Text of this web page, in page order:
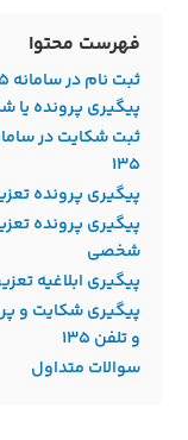
فهرست محتوا
پیگیری پرونده یا
ثبت شکایت در
۱۳۵
پیگیری پرونده
پیگیری پرونده
شخصی
پیگیری ابلاغیه
پیگیری شکایت و
و تلفن ۱۳۵
سوالات متداول